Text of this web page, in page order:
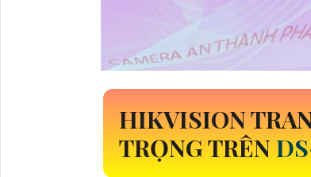
HIKVISION
TRỌNG TRÊN